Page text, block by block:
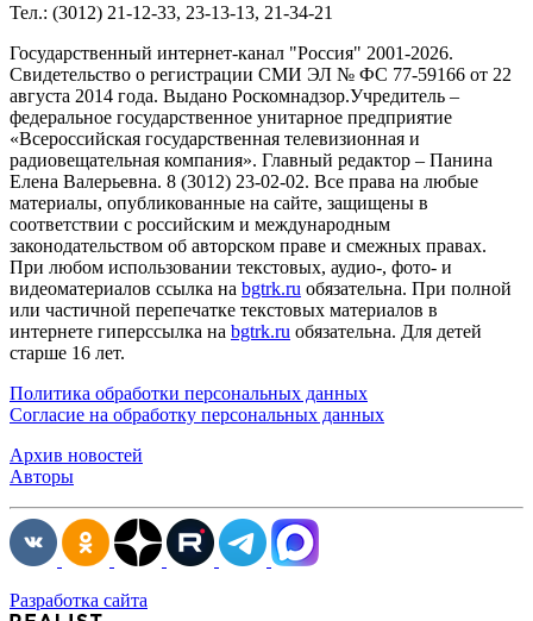
Тел.: (3012) 21-12-33, 23-13-13, 21-34-21
Государственный интернет-канал "Россия" 2001-2026.
Cвидетельство о регистрации СМИ ЭЛ № ФС 77-59166 от 22
августа 2014 года. Выдано Роскомнадзор.Учредитель –
федеральное государственное унитарное предприятие
«Всероссийская государственная телевизионная и
радиовещательная компания». Главный редактор – Панина
Елена Валерьевна. 8 (3012) 23-02-02. Все права на любые
материалы, опубликованные на сайте, защищены в
соответствии с российским и международным
законодательством об авторском праве и смежных правах.
При любом использовании текстовых, аудио-, фото- и
видеоматериалов ссылка на bgtrk.ru обязательна. При полной
или частичной перепечатке текстовых материалов в
интернете гиперссылка на bgtrk.ru обязательна. Для детей
старше 16 лет.
Политика обработки персональных данных
Согласие на обработку персональных данных
Архив новостей
Авторы
Разработка сайта